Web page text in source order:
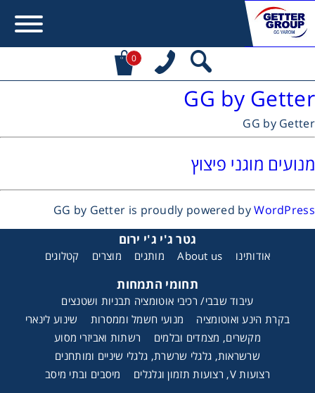
0
GG by Getter
GG by Getter
מנועים מוגני פיצוץ
GG by Getter is proudly powered byWordPress
גטר ג'י ג'י ירום
אודותינו About us מותגים מוצרים קטלוגים
תחומי התמחות
עיבוד שבבי/ רכיבי אוטומציה תבניות ושטנצים
בקרת הינע ואוטומציה
מנועי חשמל וממסרות
שינוע לינארי
מקשרים, מצמדים ובלמים
רשתות ואביזרי מסוע
שרשראות, גלגלי שרשרת, גלגלי שיניים ומותחנים
רצועות V, רצועות תזמון וגלגלים
מיסבים ובתי מיסב
Contact form not found.
מנועי חשמל וממסרות
מיסבים ובתי מיסב
שרשראות, גלגלי שרשרת וגלגלי שיניים
רצועות וי, רצועות תזמון וגלגלים
שינוע ליניארי